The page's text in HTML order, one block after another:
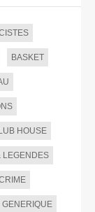
BASKET
HOUSE
LEGENDES
GENERIQUE